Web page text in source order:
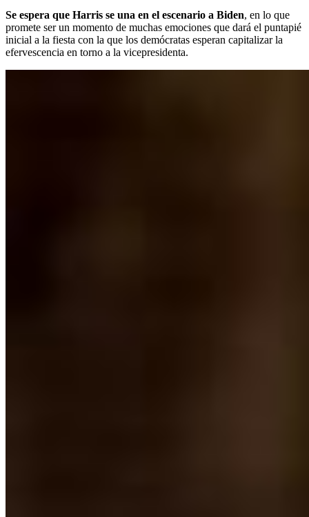
Se espera que Harris se una en el escenario a Biden, en lo que
promete ser un momento de muchas emociones que dará el puntapié
inicial a la fiesta con la que los demócratas esperan capitalizar la
efervescencia en torno a la vicepresidenta.